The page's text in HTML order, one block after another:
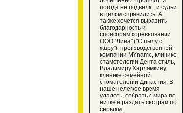
погода не подвела , и судьи
в целом справились. А
также хочется выразить
благодарность и
спонсорам соревнований
ООО "Лина" ("С пылу с
жару"), производственной
компании MYname, клинике
стамотологии Дента стиль,
Владимиру Харламкину,
клинике семейной
стоматологии Династия. В
наше нелегкое время
удалось, собрать с мира по
нитке и раздать сестрам по
серьгам.